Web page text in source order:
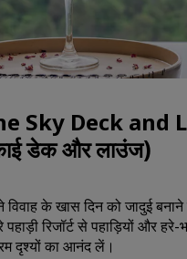
Sky Deck and
डेक और लाउंज)
विवाह के खास दिन को जादुई
पहाड़ी रिजॉर्ट से पहाड़ियों और
दृश्यों का आनंद लें।